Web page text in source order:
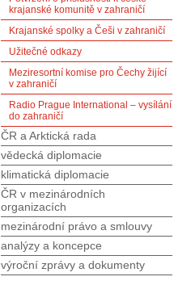
krajanské komunitě v zahraničí
Krajanské spolky a Češi v zahraničí
Užitečné odkazy
Meziresortní komise pro Čechy žijící
v zahraničí
Radio Prague International – vysílání
do zahraničí
ČR a Arktická rada
vědecká diplomacie
klimatická diplomacie
ČR v mezinárodních
organizacích
mezinárodní právo a smlouvy
analýzy a koncepce
výroční zprávy a dokumenty